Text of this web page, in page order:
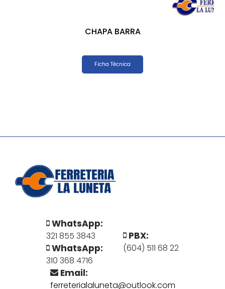
CHAPA BARRA
Ficha Técnica
WhatsApp:
321 855 3843
WhatsApp:
310 368 4716
PBX:
(604) 511 68 22
Email:
ferreterialaluneta@outlook.com